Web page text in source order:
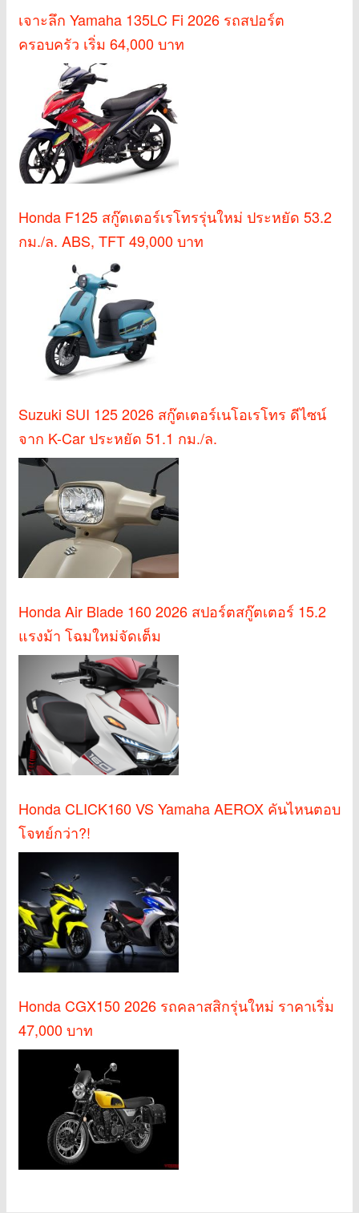
เจาะลึก Yamaha 135LC Fi 2026 รถสปอร์ต
ครอบครัว เริ่ม 64,000 บาท
Honda F125 สกู๊ตเตอร์เรโทรรุ่นใหม่ ประหยัด 53.2
กม./ล. ABS, TFT 49,000 บาท
Suzuki SUI 125 2026 สกู๊ตเตอร์เนโอเรโทร ดีไซน์
จาก K-Car ประหยัด 51.1 กม./ล.
Honda Air Blade 160 2026 สปอร์ตสกู๊ตเตอร์ 15.2
แรงม้า โฉมใหม่จัดเต็ม
Honda CLICK160 VS Yamaha AEROX คันไหนตอบ
โจทย์กว่า?!
Honda CGX150 2026 รถคลาสสิกรุ่นใหม่ ราคาเริ่ม
47,000 บาท